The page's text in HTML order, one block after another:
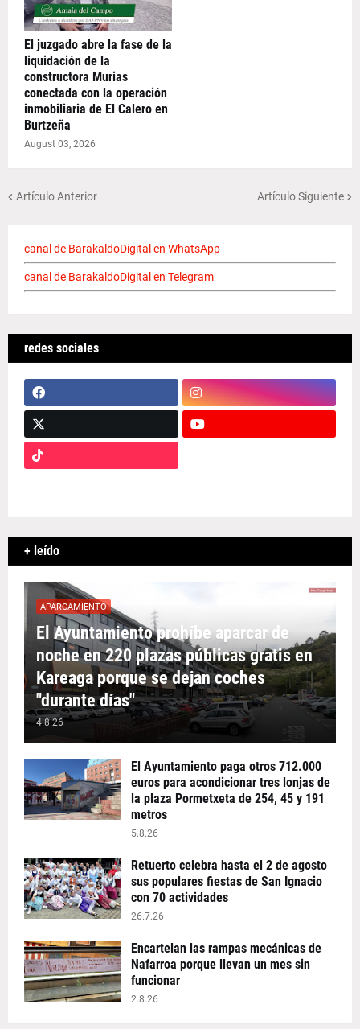
El juzgado abre la fase de la
liquidación de la
constructora Murias
conectada con la operación
inmobiliaria de El Calero en
Burtzeña
August 03, 2026
Artículo Anterior Artículo Siguiente
canal de BarakaldoDigital en WhatsApp
canal de BarakaldoDigital en Telegram
redes sociales
+ leído
APARCAMIENTO
El Ayuntamiento prohíbe aparcar de
noche en 220 plazas públicas gratis en
Kareaga porque se dejan coches
"durante días"
4.8.26
El Ayuntamiento paga otros 712.000
euros para acondicionar tres lonjas de
la plaza Pormetxeta de 254, 45 y 191
metros
5.8.26
Retuerto celebra hasta el 2 de agosto
sus populares fiestas de San Ignacio
con 70 actividades
26.7.26
Encartelan las rampas mecánicas de
Nafarroa porque llevan un mes sin
funcionar
2.8.26